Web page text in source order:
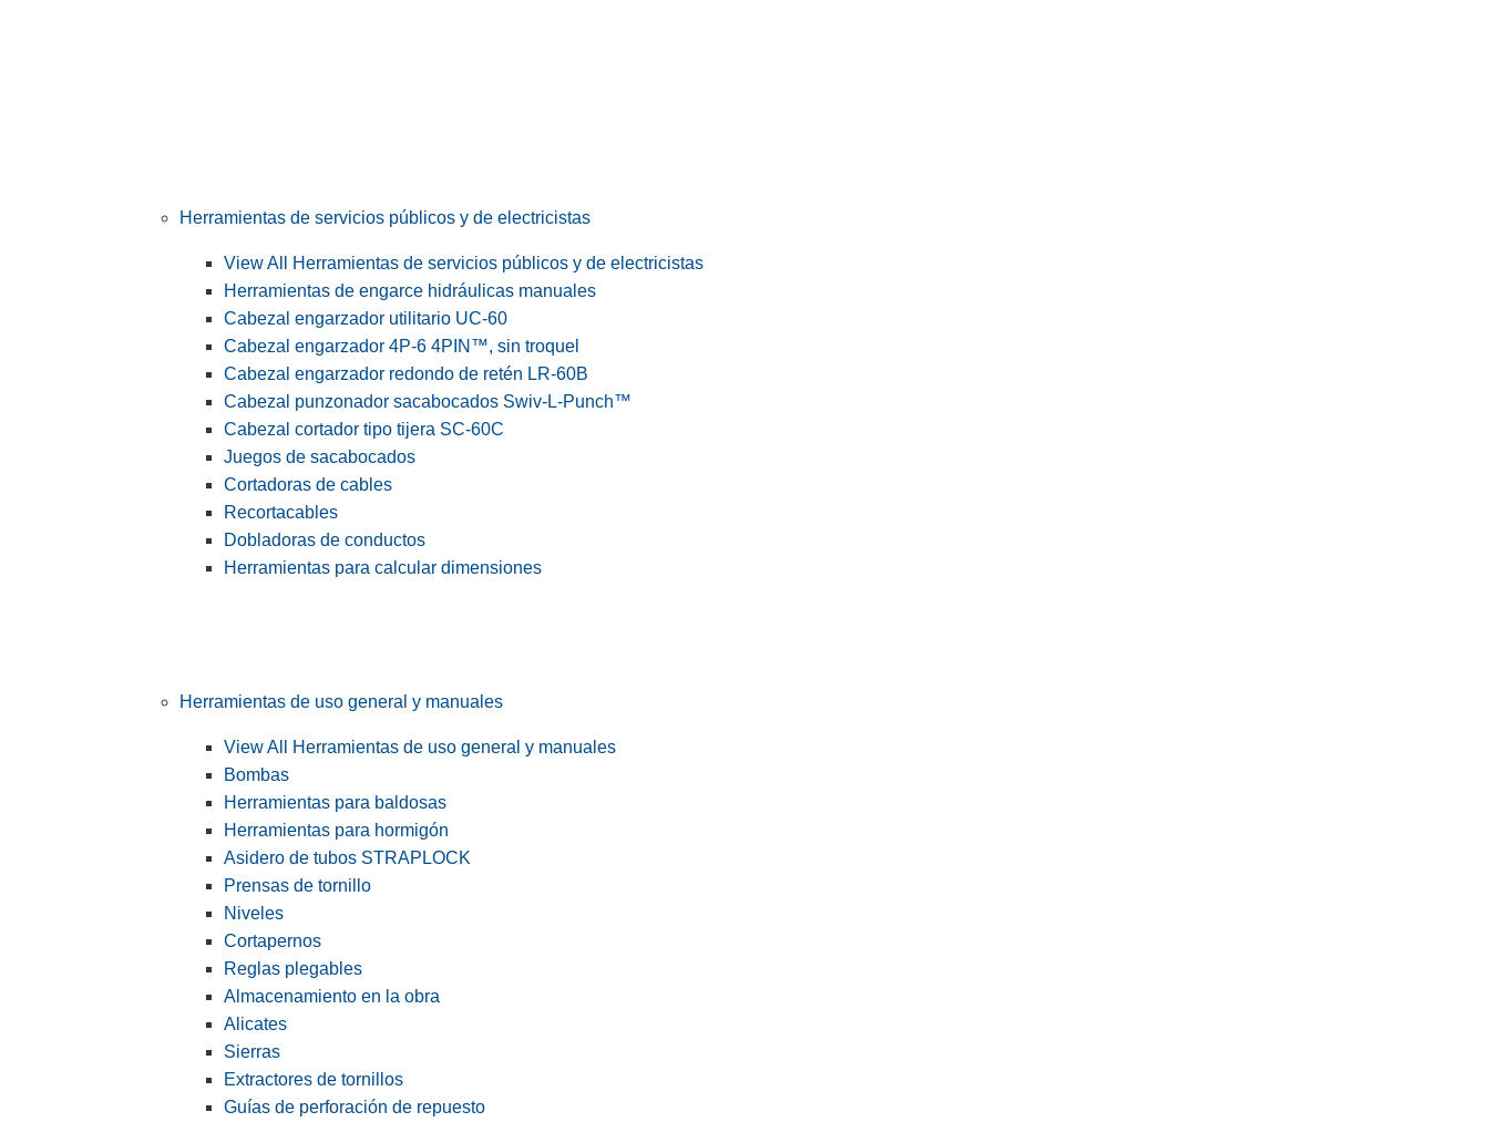
Herramientas de servicios públicos y de electricistas
View All Herramientas de servicios públicos y de electricistas
Herramientas de engarce hidráulicas manuales
Cabezal engarzador utilitario UC-60
Cabezal engarzador 4P-6 4PIN™, sin troquel
Cabezal engarzador redondo de retén LR-60B
Cabezal punzonador sacabocados Swiv-L-Punch™
Cabezal cortador tipo tijera SC-60C
Juegos de sacabocados
Cortadoras de cables
Recortacables
Dobladoras de conductos
Herramientas para calcular dimensiones
Herramientas de uso general y manuales
View All Herramientas de uso general y manuales
Bombas
Herramientas para baldosas
Herramientas para hormigón
Asidero de tubos STRAPLOCK
Prensas de tornillo
Niveles
Cortapernos
Reglas plegables
Almacenamiento en la obra
Alicates
Sierras
Extractores de tornillos
Guías de perforación de repuesto